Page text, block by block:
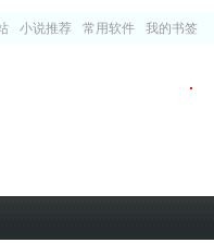
小说推荐 常用软件 我的书签